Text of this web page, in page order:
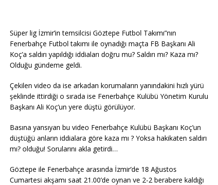
Süper lig İzmir’in temsilcisi Göztepe Futbol Takımı”nın
Fenerbahçe Futbol takımı ile oynadığı maçta FB Başkanı Ali
Koç’a saldırı yapıldığı iddiaları doğru mu? Saldırı mı? Kaza mı?
Olduğu gündeme geldi.
Çekilen video da ise arkadan korumaların yanındakini hızlı yürü
şeklinde ittirdiği o sırada ise Fenerbahçe Kulübü Yönetim Kurulu
Başkanı Ali Koç’un yere düştü görülüyor.
Basına yansıyan bu video Fenerbahçe Kulübü Başkanı Koç’un
düştüğü anların iddialara göre kaza mı ? Yoksa hakikaten saldırı
mı? olduğu! Sorularını akla getirdi…
Göztepe ile Fenerbahçe arasında İzmir’de 18 Ağustos
Cumartesi akşamı saat 21.00’de oynan ve 2-2 berabere kaldığı